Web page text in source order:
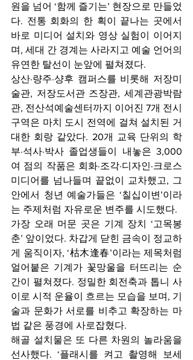
원을 넘어 ‘함께 즐기는’ 현장으로 만들었
다. 전통 회화의 한 획이 끝나는 곳에서
바로 미디어 설치와 영상 실험이 이어지
며, 세대 간 경계는 사라지고 예술 언어의
유연한 탈선이 눈앞에 펼쳐졌다.
상산·량주·샹후 캠퍼스를 비롯해 저장미
술관, 저장도서관 즈장관, 세계관광박람
관, 전산석예술센터까지 이어진 7개 전시
구역은 마치 도시 전역에 걸쳐 설치된 거
대한 회랑 같았다. 20개 교육 단위의 학
부·석사·박사 졸업생들이 내놓은 3,000
여 점의 작품은 회화·조각·디자인·크로스
미디어를 넘나들며 끝없이 교차했고, 그
안에서 청년 예술가들은 ‘칠십이변’이라
는 주제처럼 자유로운 변주를 시도했다.
가장 오래 머문 곳은 기계 장치 ‘고목봉
춘’ 앞이었다. 차갑게 닫힌 금속이 정교하
게 움직이자, ‘枯木逢春’이라는 제목처럼
얼어붙은 기계가 꽃망울을 터뜨리는 순
간이 펼쳐졌다. 정밀한 회전축과 톱니 사
이로 시적 운율이 흐르는 모습을 보며, 기
술과 문화가 서로를 비추고 확장하는 마
법 같은 풍경에 사로잡혔다.
해골 설치물은 또 다른 차원의 놀라움을
선사했다. ‘플래시를 켜고 촬영해 보세